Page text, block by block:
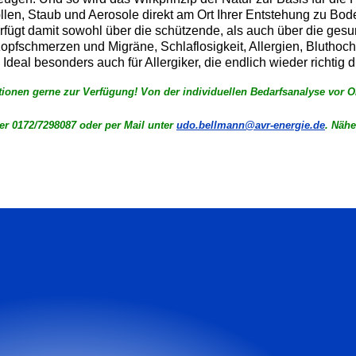
Staub und Aerosole direkt am Ort Ihrer Entstehung zu
damit sowohl über die schützende, als auch über die
und Migräne, Schlaflosigkeit, Allergien,
besonders auch für Allergiker, die endlich wieder richtig
gerne zur Verfügung! Von der individuellen Bedarfsanalyse vor
0172/7298087 oder per Mail unter udo.bellmann@avr-energie.de.